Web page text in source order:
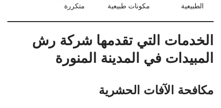
الطبيعية
مكونات طبيعية
متكررة
الخدمات التي تقدمها شركة رش
المبيدات في المدينة المنورة
مكافحة الآفات الحشرية